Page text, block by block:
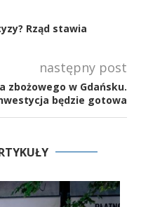
Rząd stawia
następny post
zbożowego w Gdańsku.
będzie gotowa